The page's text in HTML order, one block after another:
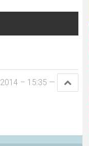
– 15:35 —